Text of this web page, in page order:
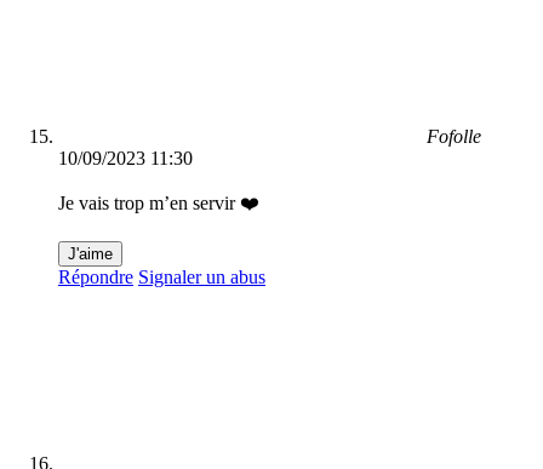
Fofolle
10/09/2023 11:30
Je vais trop m’en servir ❤️
J'aime
Répondre Signaler un abus